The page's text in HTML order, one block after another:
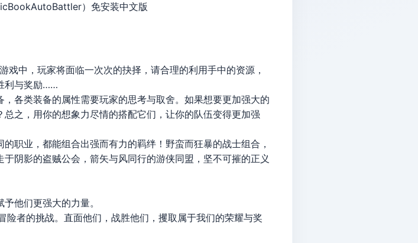
）免安装中文版
中，玩家将面临一次次的抉择，请合理的利用手中的资源，
利与奖励……
各类装备的属性需要玩家的思考与取舍。如果想要更加强大的
之，用你的想象力尽情的搭配它们，让你的队伍变得更加强
职业，都能组合出强而有力的羁绊！野蛮而狂暴的战士组合，
阴影的盗贼公会，箭矢与风同行的游侠同盟，坚不可摧的正义
他们更强大的力量。
者的挑战。直面他们，战胜他们，攫取属于我们的荣耀与奖